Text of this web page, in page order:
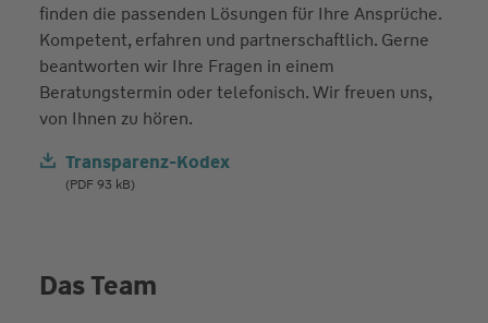
finden die passenden Lösungen für Ihre Ansprüche.
Kompetent, erfahren und partnerschaftlich. Gerne
beantworten wir Ihre Fragen in einem
Beratungstermin oder telefonisch. Wir freuen uns,
von Ihnen zu hören.
Transparenz-Kodex
(PDF 93 kB)
Das Team